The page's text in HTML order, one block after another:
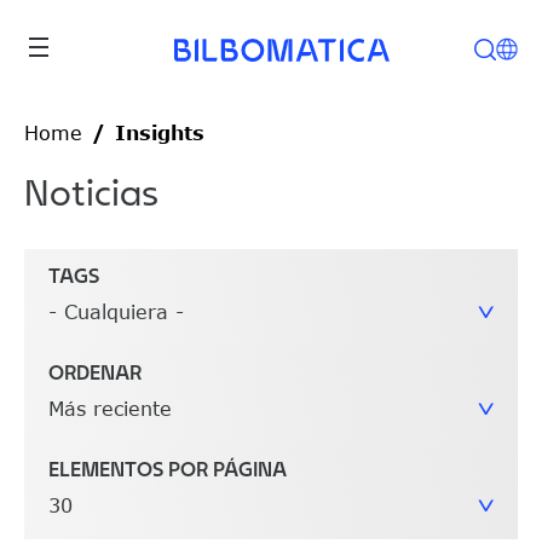
Home Insights
Noticias
TAGS
ORDENAR
ELEMENTOS POR PÁGINA